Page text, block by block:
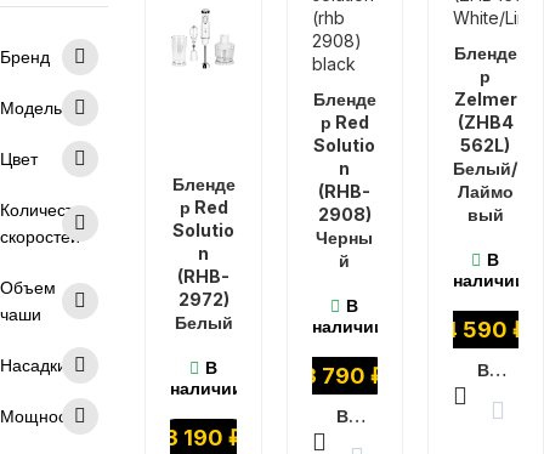
Бренд
Модель
Цвет
Количество
скоростей
Объем
чаши
Насадки
Мощность
Бленде
р Red
Solutio
n
(RHB-
2972)
Белый
В
наличии
3 190 ₽
Бленде
р Red
Solutio
n
(RHB-
2908)
Черны
й
В
наличии
3 790₽
В КОРЗИНУ
Бленде
р
Zelmer
(ZHB4
562L)
Белый/
Лаймо
вый
В
наличии
4 590 ₽
В КОРЗИНУ